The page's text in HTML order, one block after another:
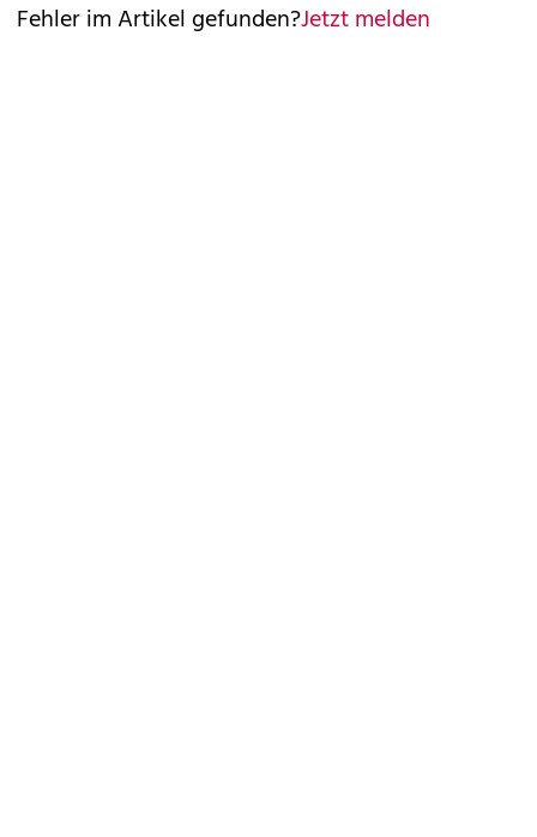
Fehler im Artikel gefunden?Jetzt melden